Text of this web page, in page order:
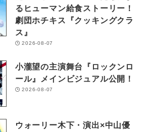
るヒューマン給食ストーリー！
劇団ホチキス『クッキングクラ
ス』
2026-08-07
小瀧望の主演舞台『ロックンロ
ール』メインビジュアル公開！
2026-08-07
ウォーリー木下・演出×中山優